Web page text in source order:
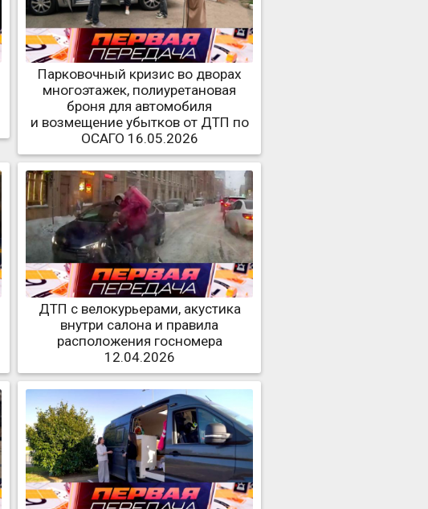
Парковочный кризис во дворах
многоэтажек, полиуретановая
броня для автомобиля
и возмещение убытков от ДТП по
ОСАГО 16.05.2026
ДТП с велокурьерами, акустика
внутри салона и правила
расположения госномера
12.04.2026